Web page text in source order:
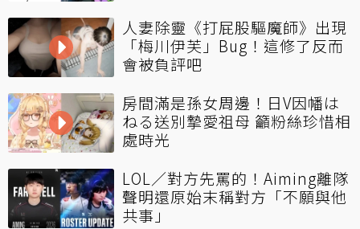
人妻除靈《打屁股驅魔師》出現
「梅川伊芙」Bug！這修了反而
會被負評吧
房間滿是孫女周邊！日V因幡は
ねる送別摯愛祖母 籲粉絲珍惜相
處時光
LOL／對方先罵的！Aiming離隊
聲明還原始末稱對方「不願與他
共事」